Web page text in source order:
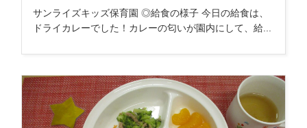
サンライズキッズ保育園 ◎給食の様子 今日の給食は、
ドライカレーでした！カレーの匂いが園内にして、給...